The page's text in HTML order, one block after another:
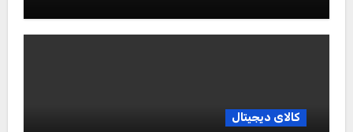
کالای دیجیتال